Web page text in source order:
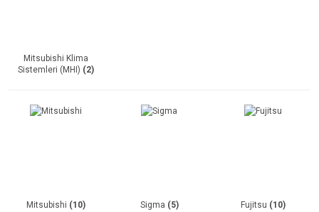
Mitsubishi Klima
Sistemleri (MHI) (2)
Mitsubishi (10) Sigma (5) Fujitsu (10)